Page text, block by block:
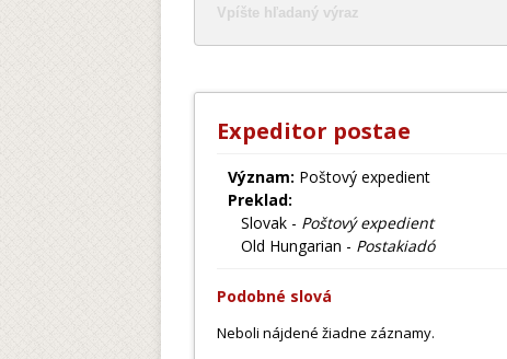
Expeditor postae
Význam: Poštový expedient
Preklad:
Slovak - Poštový expedient
Old Hungarian - Postakiadó
Podobné slová
Neboli nájdené žiadne záznamy.